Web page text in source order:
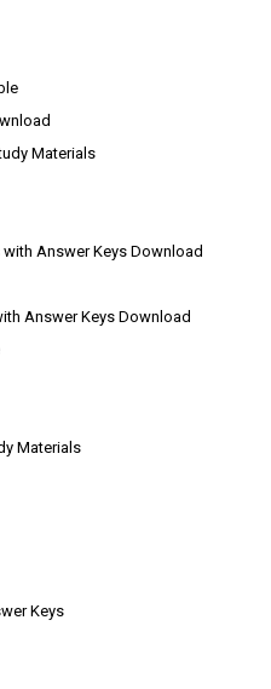
Materials
with Answer Keys Download
Answer Keys Download
Materials
Keys